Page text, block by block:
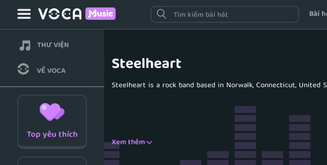
Bài
THƯ VIỆN
VỀ VOCA
Topyêu thích
Steelheart
Steelheart is a rock band based in Norwalk, Connecticut, United
Xem thêm